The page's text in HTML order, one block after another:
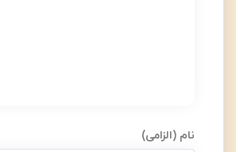
نام (الزامی)